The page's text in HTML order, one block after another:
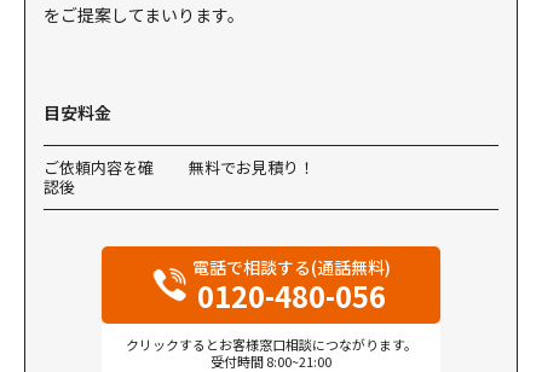
をご提案してまいります。
目安料金
ご依頼内容を確
認後
無料でお見積り！
電話で相談する(通話無料)
0120-480-056
クリックするとお客様窓口相談につながります。
受付時間 8:00~21:00